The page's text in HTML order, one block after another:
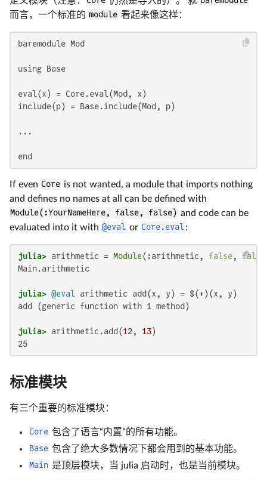
而言，一个标准的 module 看起来像这样：
baremodule Mod
using Base
eval(x) = Core.eval(Mod, x)
include(p) = Base.include(Mod, p)
...
end
If even Core is not wanted, a module that imports nothing
and defines no names at all can be defined with
Module(:YourNameHere, false, false) and code can be
evaluated into it with @eval or Core.eval:
julia> arithmetic = Module(:arithmetic, false, false
Main.arithmetic
julia> @eval
add (generic function with 1 method)
julia> arithmetic.add(12, 13
25
标准模块
有三个重要的标准模块：
Core 包含了语言“内置”的所有功能。
Base 包含了绝大多数情况下都会用到的基本功能。
Main 是顶层模块，当 julia 启动时，也是当前模块。